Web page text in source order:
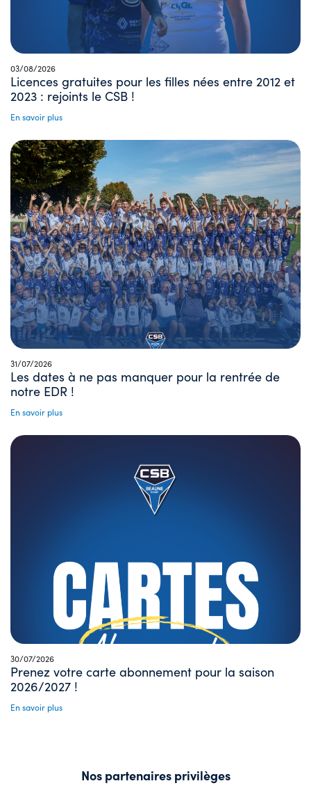
03/08/2026
Licences gratuites pour les filles nées entre 2012 et
2023 : rejoints le CSB !
En savoir plus
31/07/2026
Les dates à ne pas manquer pour la rentrée de
notre EDR !
En savoir plus
30/07/2026
Prenez votre carte abonnement pour la saison
2026/2027 !
En savoir plus
Nos partenaires privilèges